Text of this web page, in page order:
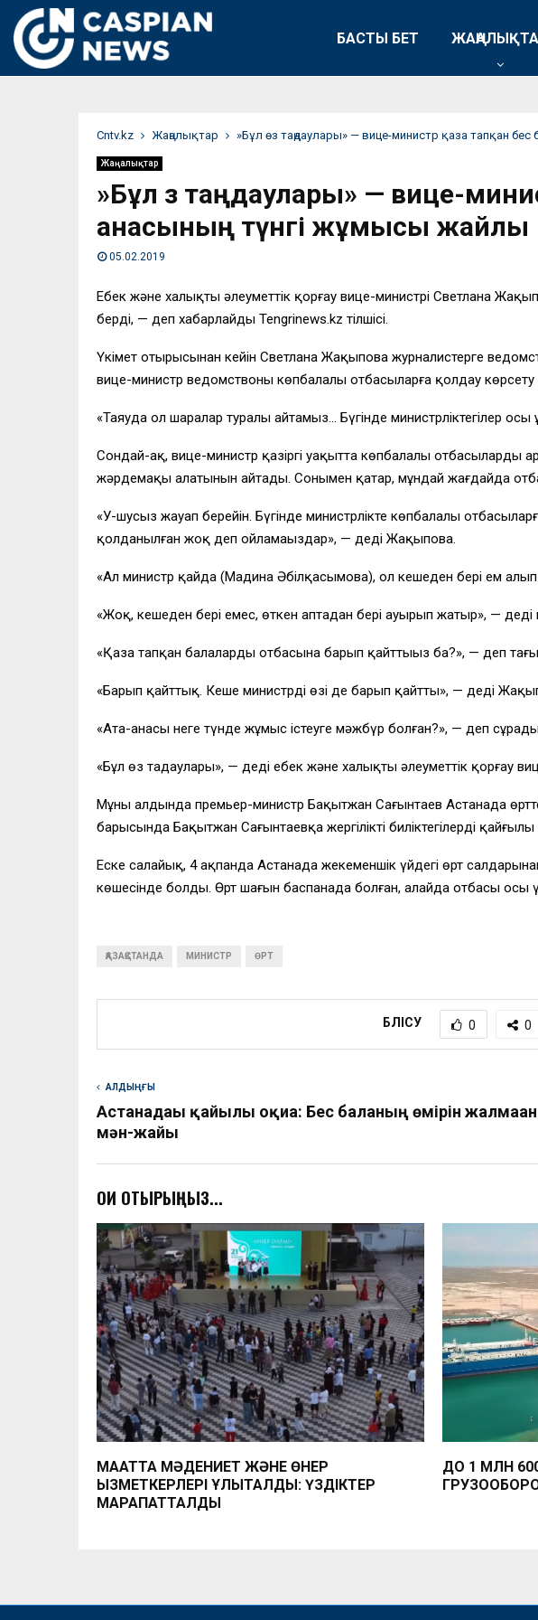
БАСТЫ БЕТ
Сntv.kz Жаңалықтар ​»Бұл өз таңдаулары» — вице-министр қаза тапқан
Жаңалықтар
​»Бұл өз таңдаулары» — вице-
анасының түнгі жұмысы жайлы
05.02.2019
Еңбек және халықты әлеуметтік қорғау вице-министрі Светлана
берді, — деп хабарлайды Tengrinews.kz тілшісі.
Үкімет отырысынан кейін Светлана Жақыпова журналистерге
вице-министр ведомствоның көпбалалы отбасыларға қолдау
«Таяуда ол шаралар туралы айтамыз… Бүгінде министрліктегілер
Сондай-ақ, вице-министр қазіргі уақытта көпбалалы
жәрдемақы алатынын айтады. Сонымен қатар, мұндай жағдайда
«У-шусыз жауап берейін. Бүгінде министрлікте көпбалалы
қолданылған жоқ деп ойламаңыздар», — деді Жақыпова.
«Ал министр қайда (Мадина Әбілқасымова), ол кешеден бері ем
«Жоқ, кешеден бері емес, өткен аптадан бері ауырып жатыр», — деді
«Қаза тапқан балалардың отбасына барып қайттыңыз ба?», — деп
«Барып қайттық. Кеше министрдің өзі де барып қайтты», — деді
«Ата-анасы неге түнде жұмыс істеуге мәжбүр болған?», — деп
«Бұл өз таңдаулары», — деді еңбек және халықты әлеуметтік қорғау
Мұның алдында премьер-министр Бақытжан Сағынтаев Астанада
барысында Бақытжан Сағынтаевқа жергілікті биліктегілердің
Еске салайық, 4 ақпанда Астанада жекеменшік үйдегі өрт
көшесінде болды. Өрт шағын баспанада болған, алайда отбасы осы
ҚАЗАҚСТАНДА МИНИСТР ӨРТ
БӨЛІСУ 0 0
АЛДЫҢҒЫ
Астанадағы қайғылы оқиға: Бес баланың өмірін
мән-жайы
ОҚИ ОТЫРЫҢЫЗ...
МАҚАТТА МӘДЕНИЕТ ЖӘНЕ ӨНЕР
ҚЫЗМЕТКЕРЛЕРІ ҰЛЫҚТАЛДЫ: ҮЗДІКТЕР
МАРАПАТТАЛДЫ
ДО 1 МЛН